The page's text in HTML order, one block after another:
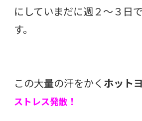
にしていまだに週２〜３日
す。
この大量の汗をかく ホット
ストレス発散！